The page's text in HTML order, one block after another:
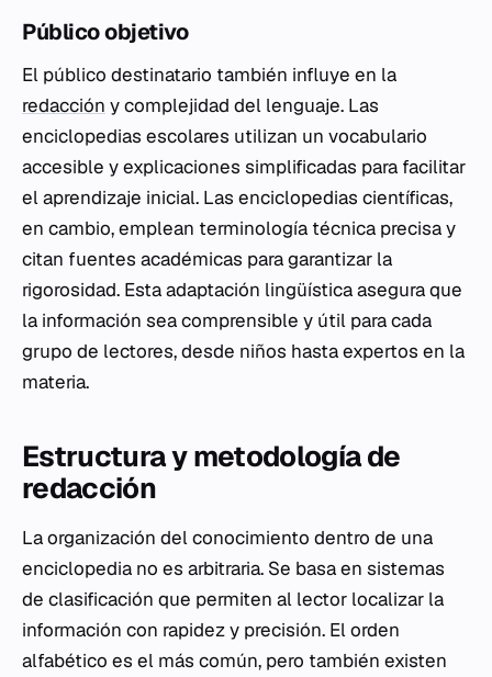
Público objetivo
El público destinatario también influye en la
redacción y complejidad del lenguaje. Las
enciclopedias escolares utilizan un vocabulario
accesible y explicaciones simplificadas para facilitar
el aprendizaje inicial. Las enciclopedias científicas,
en cambio, emplean terminología técnica precisa y
citan fuentes académicas para garantizar la
rigorosidad. Esta adaptación lingüística asegura que
la información sea comprensible y útil para cada
grupo de lectores, desde niños hasta expertos en la
materia.
Estructura y metodología de
redacción
La organización del conocimiento dentro de una
enciclopedia no es arbitraria. Se basa en sistemas
de clasificación que permiten al lector localizar la
información con rapidez y precisión. El orden
alfabético es el más común, pero también existen